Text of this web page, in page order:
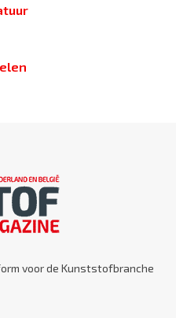
voor de Kunststofbranche